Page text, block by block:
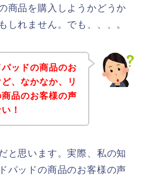
商品を購入しようかどうか
しれません。でも、、、。
ッドの商品のお
、なかなか、リ
品のお客様の声
！
と思います。実際、私の知
パッドの商品のお客様の声